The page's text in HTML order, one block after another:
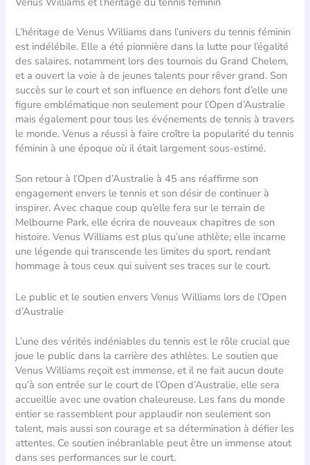
L’héritage de Venus Williams dans l’univers du tennis féminin
est indélébile. Elle a été pionnière dans la lutte pour l’égalité
des salaires, notamment lors des tournois du Grand Chelem,
et a ouvert la voie à de jeunes talents pour rêver grand. Son
succès sur le court et son influence en dehors font d’elle une
figure emblématique non seulement pour l’Open d’Australie
mais également pour tous les événements de tennis à travers
le monde. Venus a réussi à faire croître la popularité du tennis
féminin à une époque où il était largement sous-estimé.
Son retour à l’Open d’Australie à 45 ans réaffirme son
engagement envers le tennis et son désir de continuer à
inspirer. Avec chaque coup qu’elle fera sur le terrain de
Melbourne Park, elle écrira de nouveaux chapitres de son
histoire. Venus Williams est plus qu’une athlète; elle incarne
une légende qui transcende les limites du sport, rendant
hommage à tous ceux qui suivent ses traces sur le court.
Le public et le soutien envers Venus Williams lors de l’Open
d’Australie
L’une des vérités indéniables du tennis est le rôle crucial que
joue le public dans la carrière des athlètes. Le soutien que
Venus Williams reçoit est immense, et il ne fait aucun doute
qu’à son entrée sur le court de l’Open d’Australie, elle sera
accueillie avec une ovation chaleureuse. Les fans du monde
entier se rassemblent pour applaudir non seulement son
talent, mais aussi son courage et sa détermination à défier les
attentes. Ce soutien inébranlable peut être un immense atout
dans ses performances sur le court.